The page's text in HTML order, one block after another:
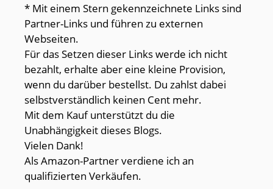
* Mit einem Stern gekennzeichnete Links sind
Partner-Links und führen zu externen
Webseiten.
Für das Setzen dieser Links werde ich nicht
bezahlt, erhalte aber eine kleine Provision,
wenn du darüber bestellst. Du zahlst dabei
selbstverständlich keinen Cent mehr.
Mit dem Kauf unterstützt du die
Unabhängigkeit dieses Blogs.
Vielen Dank!
Als Amazon-Partner verdiene ich an
qualifizierten Verkäufen.